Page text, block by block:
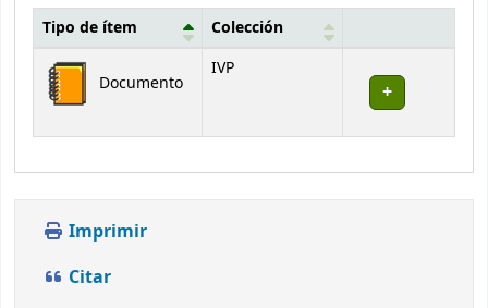
Existencias
Tipo de ítem Colección
Documento
IVP
Imprimir
Citar